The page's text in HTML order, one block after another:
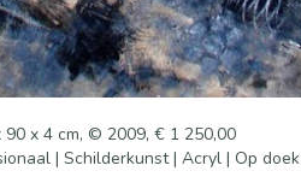
90 x 4 cm, © 2009, € 1 250,00
| Schilderkunst | Acryl | Op doek